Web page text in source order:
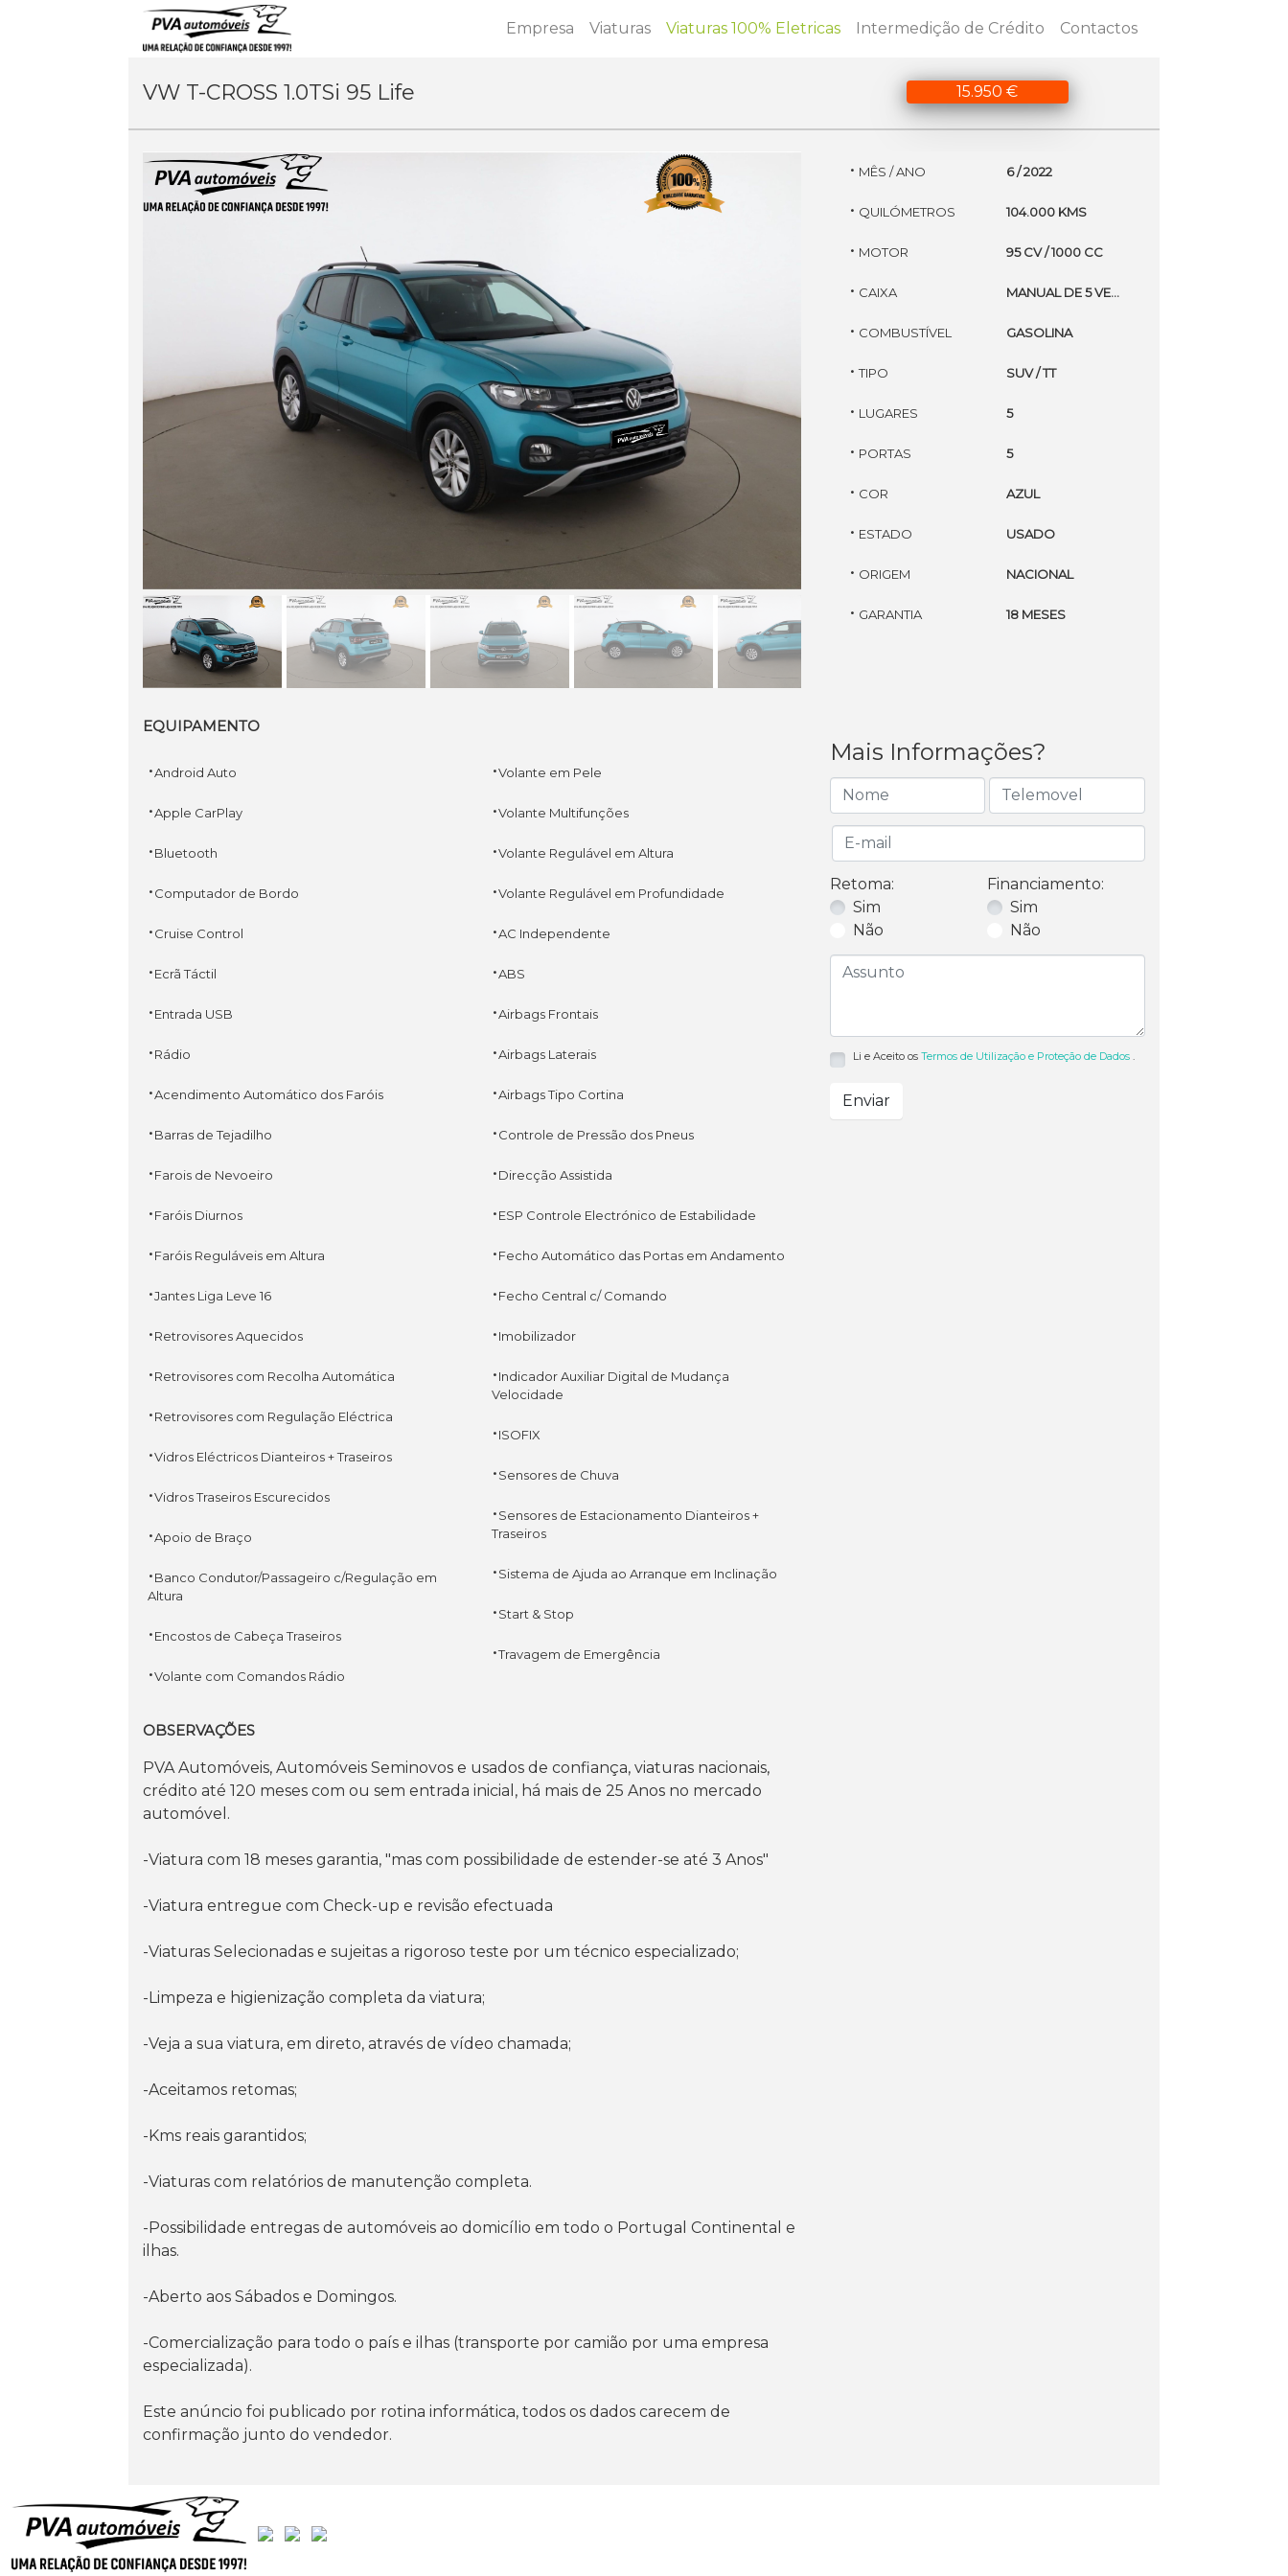
Empresa Viaturas Viaturas 100% Eletricas Intermedição de Crédito Contactos
VW T-CROSS 1.0TSi 95 Life 15.950 €
· MÊS / ANO
· QUILÓMETROS
· MOTOR
· CAIXA
· COMBUSTÍVEL
· TIPO
· LUGARES
· PORTAS
· COR
· ESTADO
· ORIGEM
· GARANTIA
6 / 2022
104.000 KMS
95 CV / 1000 CC
MANUAL DE 5 VELOCIDADES
GASOLINA
SUV / TT
5
5
AZUL
USADO
NACIONAL
18 MESES
EQUIPAMENTO
·Android Auto
·Apple CarPlay
·Bluetooth
·Computador de Bordo
·Cruise Control
·Ecrã Táctil
·Entrada USB
·Rádio
·Acendimento Automático dos Faróis
·Barras de Tejadilho
·Farois de Nevoeiro
·Faróis Diurnos
·Faróis Reguláveis em Altura
·Jantes Liga Leve 16
·Retrovisores Aquecidos
·Retrovisores com Recolha Automática
·Retrovisores com Regulação Eléctrica
·Vidros Eléctricos Dianteiros + Traseiros
·Vidros Traseiros Escurecidos
·Apoio de Braço
·Banco Condutor/Passageiro c/Regulação em
Altura
·Encostos de Cabeça Traseiros
·Volante com Comandos Rádio
·Volante em Pele
·Volante Multifunções
·Volante Regulável em Altura
·Volante Regulável em Profundidade
·AC Independente
·ABS
·Airbags Frontais
·Airbags Laterais
·Airbags Tipo Cortina
·Controle de Pressão dos Pneus
·Direcção Assistida
·ESP Controle Electrónico de Estabilidade
·Fecho Automático das Portas em Andamento
·Fecho Central c/ Comando
·Imobilizador
·Indicador Auxiliar Digital de Mudança
Velocidade
·ISOFIX
·Sensores de Chuva
·Sensores de Estacionamento Dianteiros +
Traseiros
·Sistema de Ajuda ao Arranque em Inclinação
·Start & Stop
·Travagem de Emergência
Mais Informações?
Retoma:
Sim
Não
Financiamento:
Sim
Não
Li e Aceito osTermos de Utilização e Proteção de Dados
Enviar
OBSERVAÇÕES
PVA Automóveis, Automóveis Seminovos e usados de confiança, viaturas nacionais,
crédito até 120 meses com ou sem entrada inicial, há mais de 25 Anos no mercado
automóvel.
-Viatura com 18 meses garantia, "mas com possibilidade de estender-se até 3 Anos"
-Viatura entregue com Check-up e revisão efectuada
-Viaturas Selecionadas e sujeitas a rigoroso teste por um técnico especializado;
-Limpeza e higienização completa da viatura;
-Veja a sua viatura, em direto, através de vídeo chamada;
-Aceitamos retomas;
-Kms reais garantidos;
-Viaturas com relatórios de manutenção completa.
-Possibilidade entregas de automóveis ao domicílio em todo o Portugal Continental e
ilhas.
-Aberto aos Sábados e Domingos.
-Comercialização para todo o país e ilhas (transporte por camião por uma empresa
especializada).
Este anúncio foi publicado por rotina informática, todos os dados carecem de
confirmação junto do vendedor.